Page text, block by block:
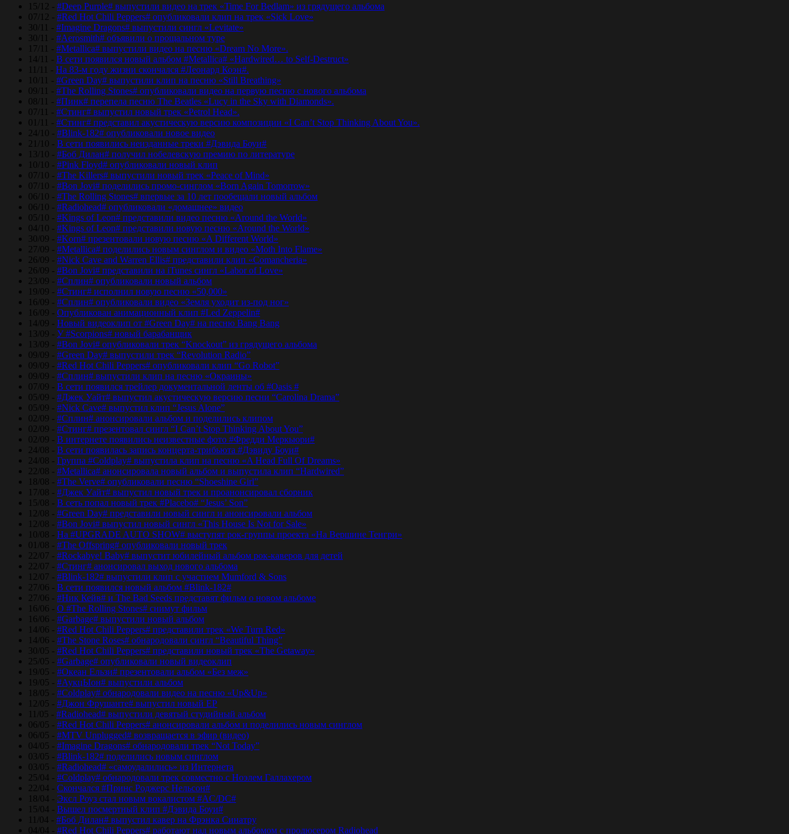
15/12 - #Deep Purple# выпустили видео на трек «Time For Bedlam» из грядущего альбома
07/12 - #Red Hot Chili Peppers# опубликовали клип на трек «Sick Love»
30/11 - #Imagine Dragons# выпустили сингл «Levitate»
30/11 - #Aerosmith# объявили о прощальном туре
17/11 - #Metallica# выпустили видео на песню «Dream No More».
14/11 - В сети появился новый альбом #Metallica# «Hardwired… to Self-Destruct»
11/11 - На 83-м году жизни скончался #Леонард Коэн#.
10/11 - #Green Day# выпустили клип на песню «Still Breathing»
09/11 - #The Rolling Stones# опубликовали видео на первую песню с нового альбома
08/11 - #Пинк# перепела песню The Beatles «Lucy in the Sky with Diamonds».
07/11 - #Стинг# выпустил новый трек «Petrol Head».
01/11 - #Стинг# представил акустическую версию композиции «I Can’t Stop Thinking About You».
24/10 - #Blink-182# опубликовали новое видео
21/10 - В сети появились неизданные треки #Дэвида Боуи#
13/10 - #Боб Дилан# получил нобелевскую премию по литературе
10/10 - #Pink Floyd# опубликовали новый клип
07/10 - #The Killers# выпустили новый трек «Peace of Mind»
07/10 - #Bon Jovi# поделились промо-синглом «Born Again Tomorrow»
06/10 - #The Rolling Stones# впервые за 10 лет пообещали новый альбом
06/10 - #Radiohead# опубликовали «домашнее» видео
05/10 - #Kings of Leon# представили видео песню «Around the World»
04/10 - #Kings of Leon# представили новую песню «Around the World»
30/09 - #Korn# презентовали новую песню «A Different World»
27/09 - #Metallica# поделились новым синглом и видео «Moth Into Flame»
26/09 - #Nick Cave and Warren Ellis# представили клип «Comancheria»
26/09 - #Bon Jovi# представили на iTunes сингл «Labor of Love»
23/09 - #Сплин# опубликовали новый альбом
19/09 - #Стинг# исполнил новую песню «50,000»
16/09 - #Сплин# опубликовали видео «Земля уходит из-под ног»
16/09 - Опубликован анимационный клип #Led Zeppelin#
14/09 - Новый видеоклип от #Green Day# на песню Bang Bang
13/09 - У #Scorpions# новый барабанщик
13/09 - #Bon Jovi# опубликовали трек “Knockout” из грядущего альбома
09/09 - #Green Day# выпустили трек “Revolution Radio”
09/09 - #Red Hot Chili Peppers# опубликовали клип “Go Robot”
09/09 - #Сплин# выпустили клип на песню «Окраины»
07/09 - В сети появился трейлер документальной ленты об #Oasis #
05/09 - #Джек Уайт# выпустил акустическую версию песни “Carolina Drama”
05/09 - #Nick Cave# выпустил клип “Jesus Alone”
02/09 - #Сплин# анонсировали альбом и поделились клипом
02/09 - #Стинг# презентовал сингл “I Can’t Stop Thinking About You”
02/09 - В интернете появились неизвестные фото #Фредди Меркьюри#
24/08 - В сети появилась запись концерта-трибьюта #Дэвиду Боуи#
24/08 - Группа #Coldplay# выпустила клип на песню «A Head Full Of Dreams»
22/08 - #Metallica# анонсировала новый альбом и выпустила клип “Hardwired”
18/08 - #The Verve# опубликовали песню “Shoeshine Girl”
17/08 - #Джек Уайт# выпустил новый трек и проанонсировал сборник
15/08 - В сеть попал новый трек #Placebo# “Jesus’ Son”
12/08 - #Green Day# представили новый сингл и анонсировали альбом
12/08 - #Bon Jovi# выпустил новый сингл «This House Is Not for Sale»
10/08 - На #UPGRADE AUTO SHOW# выступят рок-группы проекта «На Вершине Тенгри»
01/08 - #The Offspring# опубликовали новый трек
22/07 - #Rockabye! Baby# выпустит юбилейный альбом рок-каверов для детей
22/07 - #Стинг# анонсировал выход нового альбома
12/07 - #Blink-182# выпустили клип с участием Mumford & Sons
27/06 - В сети появился новый альбом #Blink-182#
27/06 - #Ник Кейв# и The Bad Seeds представят фильм о новом альбоме
16/06 - О #The Rolling Stones# снимут фильм
16/06 - #Garbage# выпустили новый альбом
14/06 - #Red Hot Chili Peppers# представили трек «We Turn Red»
14/06 - #The Stone Roses# обнародовали сингл “Beautiful Thing”
30/05 - #Red Hot Chili Peppers# представили новый трек «The Getaway»
25/05 - #Garbage# опубликовали новый видеоклип
19/05 - #Океан Ельзи# презентовали альбом «Без меж»
19/05 - #АукцЫон# выпустили альбом
18/05 - #Coldplay# обнародовали видео на песню «Up&Up»
12/05 - #Джон Фрушанте# выпустил новый ЕР
11/05 - #Radiohead# выпустили девятый студийный альбом
06/05 - #Red Hot Chili Peppers# анонсировали альбом и поделились новым синглом
06/05 - #MTV Unplugged# возвращается в эфир (видео)
04/05 - #Imagine Dragons# обнародовали трек “Not Today”
03/05 - #Blink-182# поделились новым синглом
03/05 - #Radiohead# «самоудалились» из Интернета
25/04 - #Coldplay# обнародовали трек совместно с Ноэлем Галлахером
22/04 - Скончался #Принс Роджерс Нельсон#
18/04 - Эксл Роуз стал новым вокалистом #AC/DC#
15/04 - Вышел посмертный клип #Дэвида Боуи#
11/04 - #Боб Дилан# выпустил кавер на Фрэнка Синатру
04/04 - #Red Hot Chili Peppers# работают над новым альбомом с продюсером Radiohead